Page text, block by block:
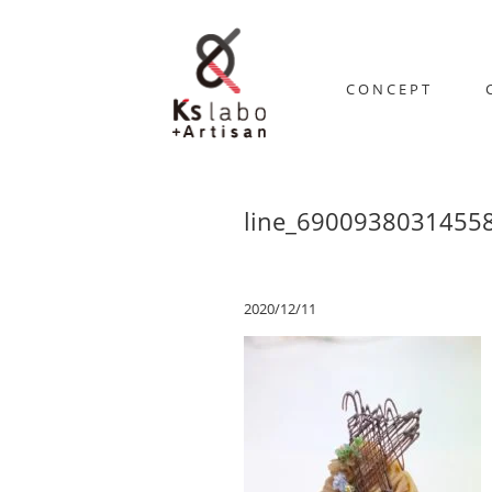
CONCEPT
2020/12/11